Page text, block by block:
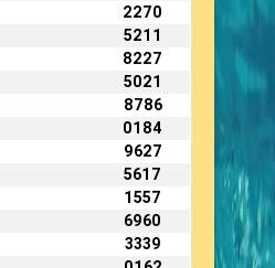
2270
5211
8227
5021
8786
0184
9627
5617
1557
6960
3339